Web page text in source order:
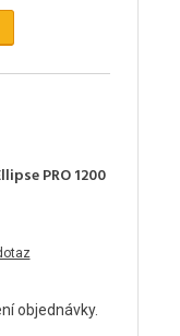
PRO 1200
objednávky.